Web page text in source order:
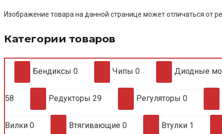
Изображение товара на данной странице может отличаться от
Категории товаров
Бендиксы 0 Чипы 0 Диодные
58 Редукторы 29 Регуляторы 0
Вилки 0 Втягивающие 0 Втулки 1